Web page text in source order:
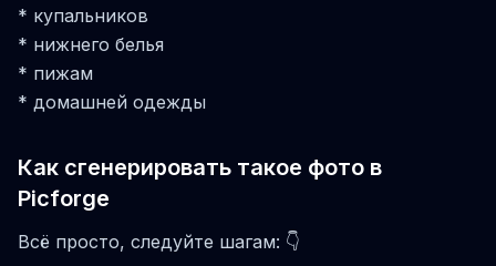
* купальников
* нижнего белья
* пижам
* домашней одежды
Как сгенерировать такое фото в
Picforge
Всё просто, следуйте шагам: 👇